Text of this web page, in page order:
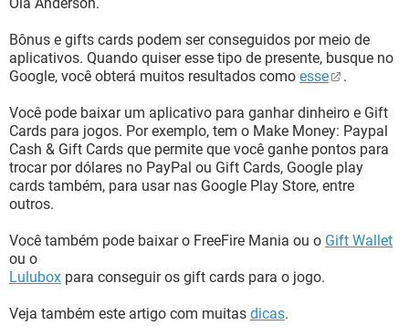
Bônus e gifts cards podem ser conseguidos por meio de
aplicativos. Quando quiser esse tipo de presente, busque no
Google, você obterá muitos resultados como esse .
Você pode baixar um aplicativo para ganhar dinheiro e Gift
Cards para jogos. Por exemplo, tem o Make Money: Paypal
Cash & Gift Cards que permite que você ganhe pontos para
trocar por dólares no PayPal ou Gift Cards, Google play
cards também, para usar nas Google Play Store, entre
outros.
Você também pode baixar o FreeFire Mania ou o Gift Wallet
ou o
Lulubox para conseguir os gift cards para o jogo.
Veja também este artigo com muitas dicas.